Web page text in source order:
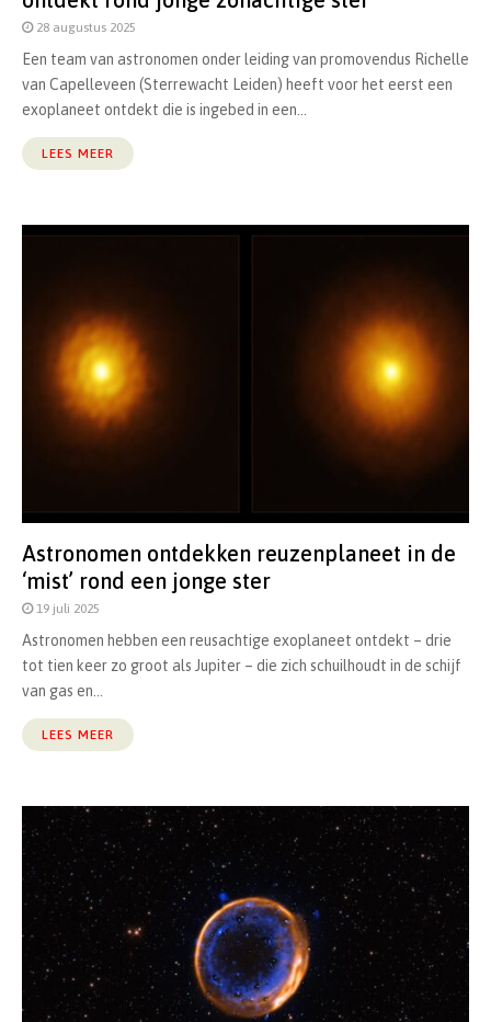
28 augustus 2025
Een team van astronomen onder leiding van promovendus Richelle
van Capelleveen (Sterrewacht Leiden) heeft voor het eerst een
exoplaneet ontdekt die is ingebed in een...
LEES MEER
Astronomen ontdekken reuzenplaneet in de
‘mist’ rond een jonge ster
19 juli 2025
Astronomen hebben een reusachtige exoplaneet ontdekt – drie
tot tien keer zo groot als Jupiter – die zich schuilhoudt in de schijf
van gas en...
LEES MEER